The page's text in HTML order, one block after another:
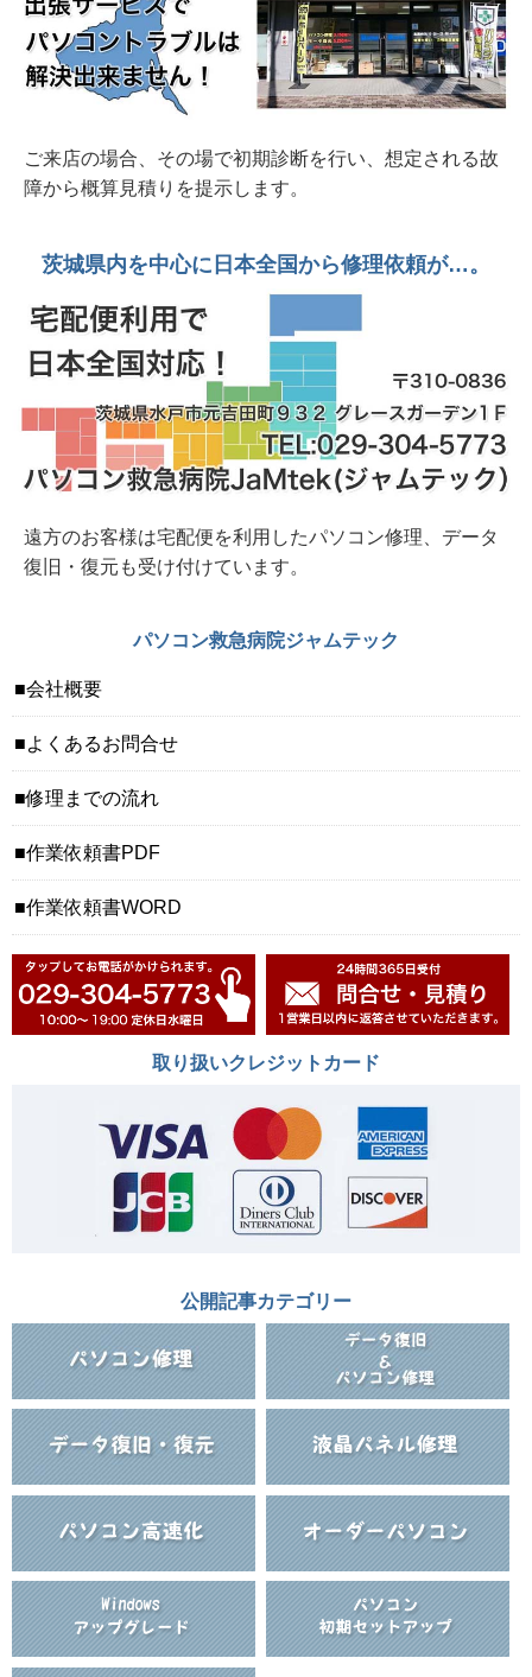
2026年 6月23日 パスワード忘れ？入力出来な
い？Lenovo Thikpad X395水戸市
2026年 6月20日 整備済み中古デスクトップPC
販売中 富士通ESPLIMO D586/M
2026年 6月 8日 水戸市法人様から 壊れにくい
事務用デスクトップパソコンオーダー
FH70/D1 1TB SSD/Corei7/8GB/23.8インチ/Office
ご来店の場合、その場で初期診断を行い、想定される故
障から概算見積りを提示します。
茨城県内を中心に日本全国から修理依頼が…。
遠方のお客様は宅配便を利用したパソコン修理、データ
復旧・復元も受け付けています。
パソコン救急病院ジャムテック
会社概要
よくあるお問合せ
修理までの流れ
作業依頼書PDF
作業依頼書WORD
取り扱いクレジットカード
公開記事カテゴリー